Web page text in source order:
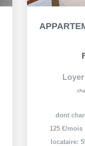
dont
125 €/mois
locataire: